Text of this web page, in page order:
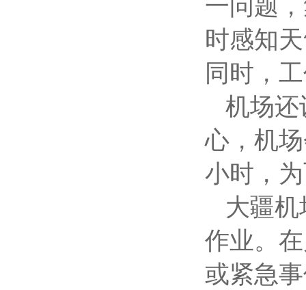
一问题
时感知
同时，
机场还
心，机
小时，
大疆机
作业。
或紧急